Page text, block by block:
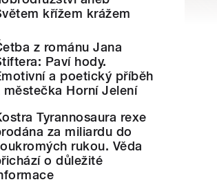
křížem krážem
z románu Jana
Paví hody.
a poetický příběh
městečka Horní Jelení
Tyrannosaura rexe
za miliardu do
rukou. Věda
o důležité